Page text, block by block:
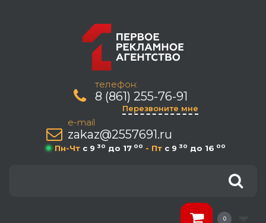
телефон:
8 (861) 255-76-91
Перезвоните мне
e-mail
zakaz@2557691.ru
Пн-Чт c 9 30 до 17 00 - Пт c 9 30 до 16 00
0